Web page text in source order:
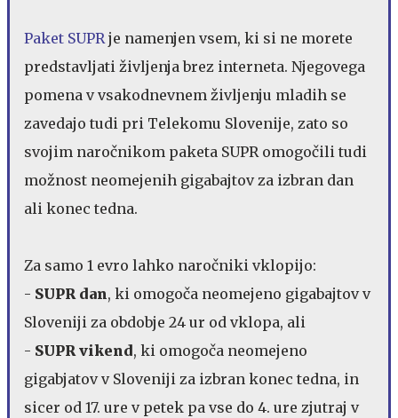
Paket SUPR je namenjen vsem, ki si ne morete
predstavljati življenja brez interneta. Njegovega
pomena v vsakodnevnem življenju mladih se
zavedajo tudi pri Telekomu Slovenije, zato so
svojim naročnikom paketa SUPR omogočili tudi
možnost neomejenih gigabajtov za izbran dan
ali konec tedna.
Za samo 1 evro lahko naročniki vklopijo:
- SUPR dan, ki omogoča neomejeno gigabajtov v
Sloveniji za obdobje 24 ur od vklopa, ali
- SUPR vikend, ki omogoča neomejeno
gigabjatov v Sloveniji za izbran konec tedna, in
sicer od 17. ure v petek pa vse do 4. ure zjutraj v